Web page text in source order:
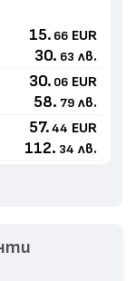
15. 66 EUR
30. 63 лв.
30. 06 EUR
58. 79 лв.
57. 44 EUR
112. 34 лв.